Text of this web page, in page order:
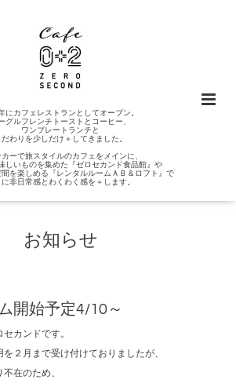
にカフェレストランとしてオープン。
グルフレンチトーストとコーヒー、
ワンプレートランチと
だわりを少しだけ＋してきました。
カーで旅スタイルのカフェをメインに、
しいものを集めた『ゼロセカンド食品館』や
間を楽しめる『レンタルルームＡＢ＆ロフト』で
に非日常感とわくわく感を＋します。
お知らせ
開始予定4/10～
カンドです。
２月まで受け付けておりましたが、
在のため、